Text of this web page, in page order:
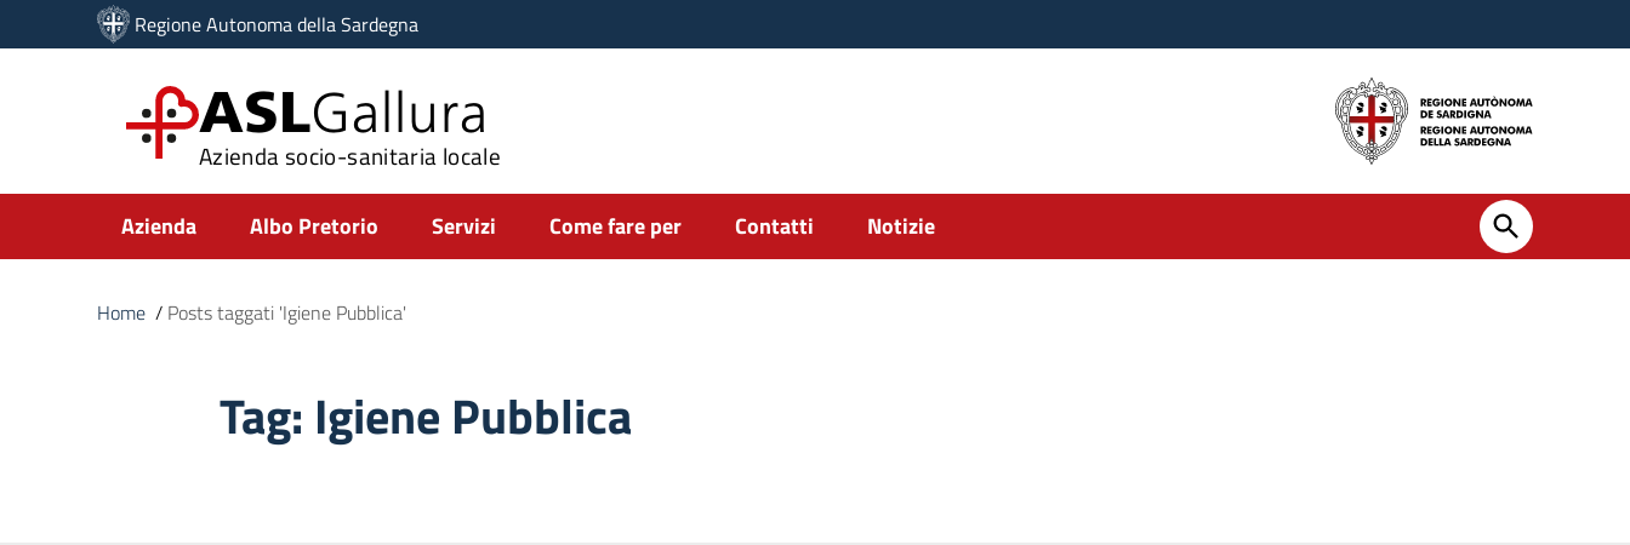
Vai ai contenuti
Vai al menu di navigazione
Regione Autonoma della Sardegna
ASLGallura
Azienda socio-sanitaria locale
Submenu
Azienda Albo Pretorio Servizi Come fare per Contatti Notizie
Home / Posts taggati 'Igiene Pubblica'
Tag: Igiene Pubblica